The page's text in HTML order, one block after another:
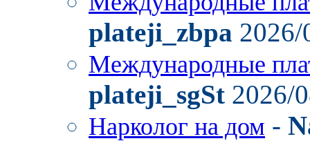
plateji_zbpa
Международные
plateji_sgSt 2026/
Нарколог на дом -